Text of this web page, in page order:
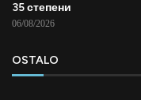
35 степени
06/08/2026
OSTALO